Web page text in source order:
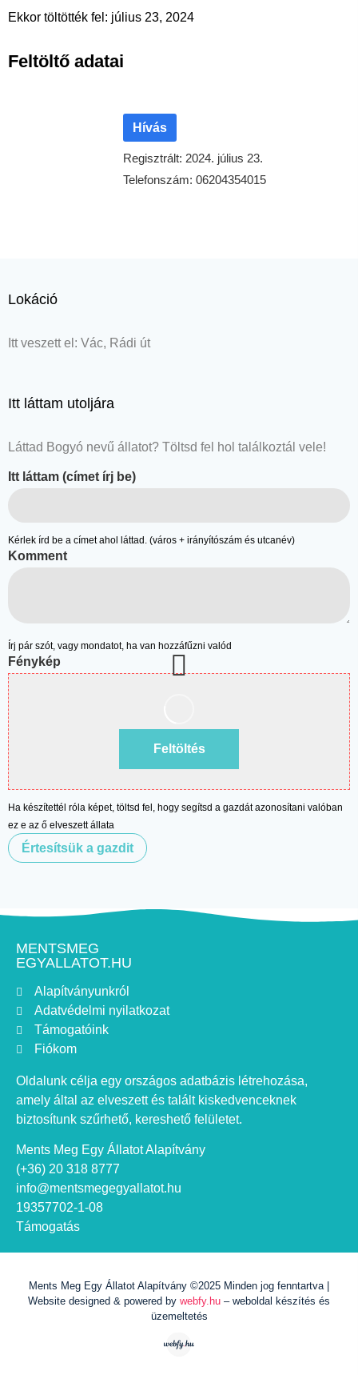
Ekkor töltötték fel: július 23, 2024
Feltöltő adatai
Hívás
Regisztrált: 2024. július 23.
Telefonszám: 06204354015
Lokáció
Itt veszett el: Vác, Rádi út
Itt láttam utoljára
Láttad Bogyó nevű állatot? Töltsd fel hol találkoztál vele!
Itt láttam (címet írj be)
Kérlek írd be a címet ahol láttad. (város + irányítószám és utcanév)
Komment
Írj pár szót, vagy mondatot, ha van hozzáfűzni valód
Fénykép
Feltöltés
Ha készítettél róla képet, töltsd fel, hogy segítsd a gazdát azonosítani valóban
ez e az ő elveszett állata
Értesítsük a gazdit
MENTSMEG
EGYALLATOT.HU
Alapítványunkról
Adatvédelmi nyilatkozat
Támogatóink
Fiókom
Oldalunk célja egy országos adatbázis létrehozása,
amely által az elveszett és talált kiskedvenceknek
biztosítunk szűrhető, kereshető felületet.
Ments Meg Egy Állatot Alapítvány
(+36) 20 318 8777
info@mentsmegegyallatot.hu
19357702-1-08
Támogatás
Ments Meg Egy Állatot Alapítvány ©2025 Minden jog fenntartva |
Website designed & powered by webfy.hu – weboldal készítés és
üzemeltetés